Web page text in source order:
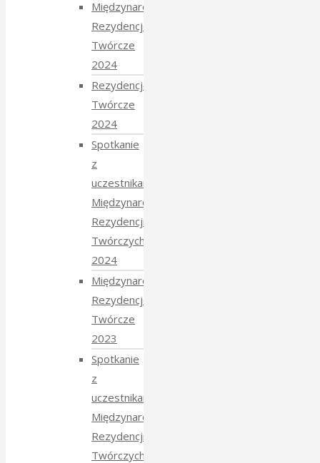
Międzynarodowe
Rezydencje
Twórcze
2024
Rezydencje
Twórcze
2024
Spotkanie
z
uczestnikami
Międzynarodowych
Rezydencji
Twórczych
2024
Międzynarodowe
Rezydencje
Twórcze
2023
Spotkanie
z
uczestnikami
Międzynarodowych
Rezydencji
Twórczych